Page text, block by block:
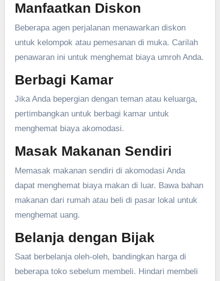
Manfaatkan Diskon
Beberapa agen perjalanan menawarkan diskon
untuk kelompok atau pemesanan di muka. Carilah
penawaran ini untuk menghemat biaya umroh Anda.
Berbagi Kamar
Jika Anda bepergian dengan teman atau keluarga,
pertimbangkan untuk berbagi kamar untuk
menghemat biaya akomodasi.
Masak Makanan Sendiri
Memasak makanan sendiri di akomodasi Anda
dapat menghemat biaya makan di luar. Bawa bahan
makanan dari rumah atau beli di pasar lokal untuk
menghemat uang.
Belanja dengan Bijak
Saat berbelanja oleh-oleh, bandingkan harga di
beberapa toko sebelum membeli. Hindari membeli